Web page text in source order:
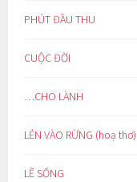
PHÚT ĐẦU THU
CUỘC ĐỜI
…CHO LÀNH
LẺN VÀO RỪNG (hoạ thơ)
LẼ SỐNG